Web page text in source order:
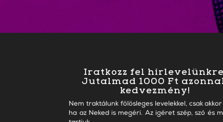
Iratkozz fel
Jutalmad 1000 Ft
kedvezmény!
Nem traktálunk fölösleges levelekkel, csak
ha az Neked is megéri. Az igéret szép, szó és